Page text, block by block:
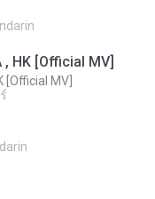
, HK [Official MV]
[Official MV]